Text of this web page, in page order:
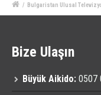
/ Bulgaristan Ulusal
Bize Ulaşın
Büyük Aikido: 0507